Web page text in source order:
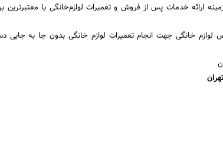
ارائه خدمات پس از فروش و تعمیرات لوازم‌خانگی با معتبرترین
متخصص لوازم خانگی جهت انجام تعمیرات لوازم خانگی بدون جا به جایی